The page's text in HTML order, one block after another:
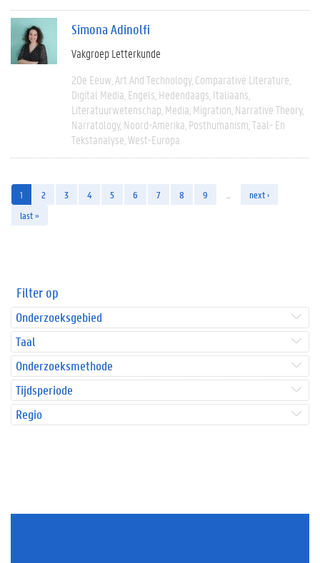
Simona Adinolfi
Vakgroep Letterkunde
20e Eeuw Art And Technology Comparative Literature
Digital Media Engels Hedendaags Italiaans
Literatuurwetenschap Media Migration Narrative Theory
Narratology Noord-Amerika Posthumanism Taal- En
Tekstanalyse West-Europa
1 2 3 4 5 6 7 8 9
next ›
last »
Filter op
Onderzoeksgebied
Taal
Onderzoeksmethode
Tijdsperiode
Regio